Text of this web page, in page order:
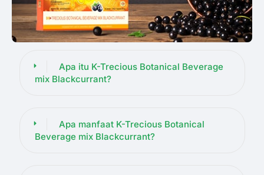
Apa itu K-Trecious Botanical Beverage
mix Blackcurrant?
Apa manfaat K-Trecious Botanical
Beverage mix Blackcurrant?